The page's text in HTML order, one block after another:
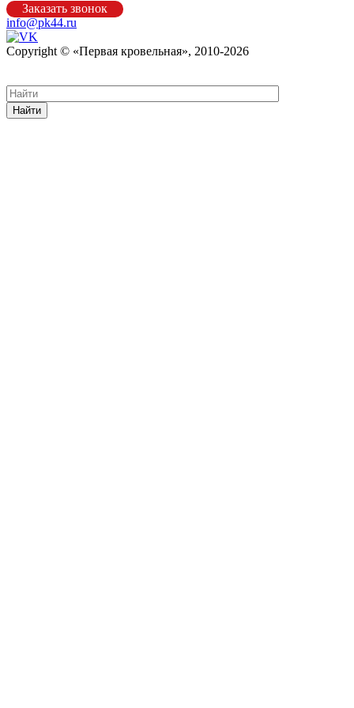
Заказать звонок
info@pk44.ru
Copyright © «Первая кровельная», 2010-2026
Найти